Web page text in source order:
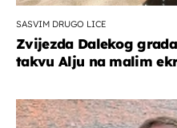
SASVIM DRUGO LICE
Zvijezda Dalekog
takvu Alju na malim